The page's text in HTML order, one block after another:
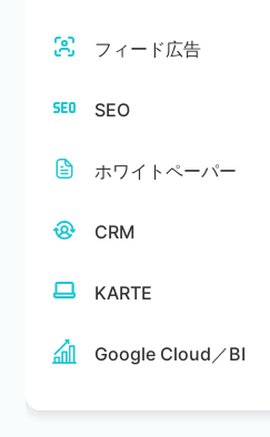
フィード広告
SEO
ホワイトペーパー
CRM
KARTE
Google Cloud／BI